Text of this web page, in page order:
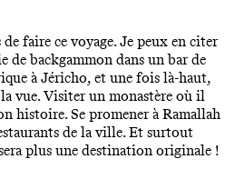
faire ce voyage. Je peux en citer
de backgammon dans un bar de
à Jéricho, et une fois là-haut,
vue. Visiter un monastère où il
histoire. Se promener à Ramallah
de la ville. Et surtout
plus une destination originale !